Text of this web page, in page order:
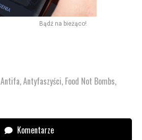
Bądź na bieżąco!
Antifa,Antyfaszyści, Food Not Bombs,
Komentarze